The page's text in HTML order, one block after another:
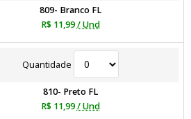
809- Branco FL
R$ 11,99 / Und
Quantidade
810- Preto FL
R$ 11,99 / Und